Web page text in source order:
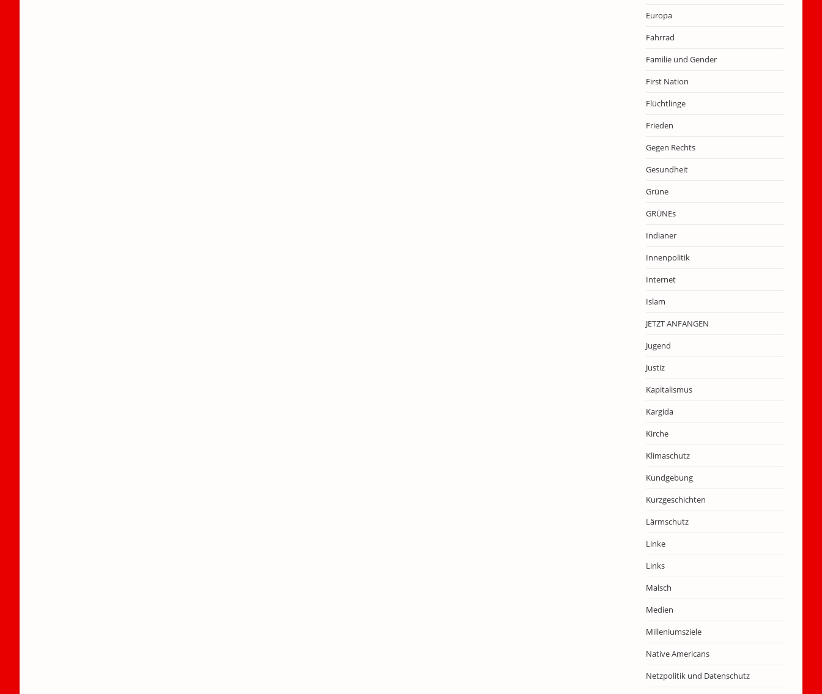
Europa
Fahrrad
Familie und Gender
First Nation
Flüchtlinge
Frieden
Gegen Rechts
Gesundheit
Grüne
GRÜNEs
Indianer
Innenpolitik
Internet
Islam
JETZT ANFANGEN
Jugend
Justiz
Kapitalismus
Kargida
Kirche
Klimaschutz
Kundgebung
Kurzgeschichten
Lärmschutz
Linke
Links
Malsch
Medien
Milleniumsziele
Native Americans
Netzpolitik und Datenschutz